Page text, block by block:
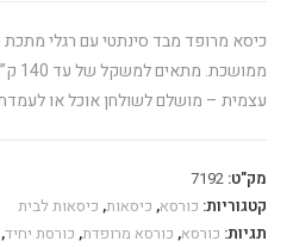
כיסא מרופד מבד סינתטי עם רגלי מתכת
עצמית – מושלם לשולחן אוכל או
מק"ט:7192
קטגוריות: כורסא, כיסאות, כיסאות לבית
תגיות: כורסא, כורסא מרופדת, כורסת יחיד,